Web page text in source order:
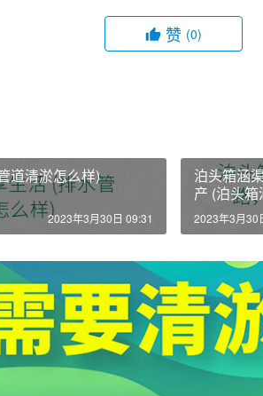
赞 (0)
道清淤怎么样)
2023年3月30日 09:31
泊头箱涵
产 (泊头
2023年3月30